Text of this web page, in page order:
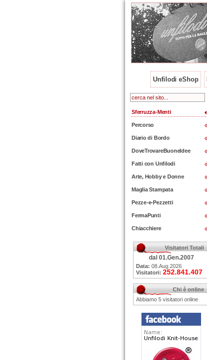
Unfilodi eShop
Sferruzza-Menti
Percorso
Diario di Bordo
DoveTrovareBuoneIdee
Fatti con Unfilodi
Arte, Hobby e Donne
Maglia Stampata
Pezze-e-Pezzetti
FermaPunti
Chiacchiere
Visitatori Totali
dal 01.Gen.2007
Data: 08.Aug.2026
Visitatori: 252.841.407
Chi è online
Abbiamo 5 visitatori online